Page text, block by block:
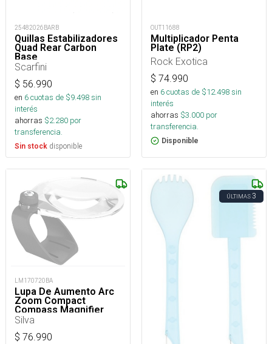
25482026BARB
Quillas Estabilizadores
Quad Rear Carbon
Base
Scarfini
$ 56.990
en 6cuotas de $9.498sin
interés
ahorras $2.280 por
transferencia.
Sin stock disponible
OUT11688
Multiplicador Penta
Plate (RP2)
Rock Exotica
$ 74.990
en 6cuotas de $12.498sin
interés
ahorras $3.000 por
transferencia.
Disponible
LM170720BA
Lupa De Aumento Arc
Zoom Compact
Compass Magnifier
Silva
$ 76.990
ÚLTIMAS3